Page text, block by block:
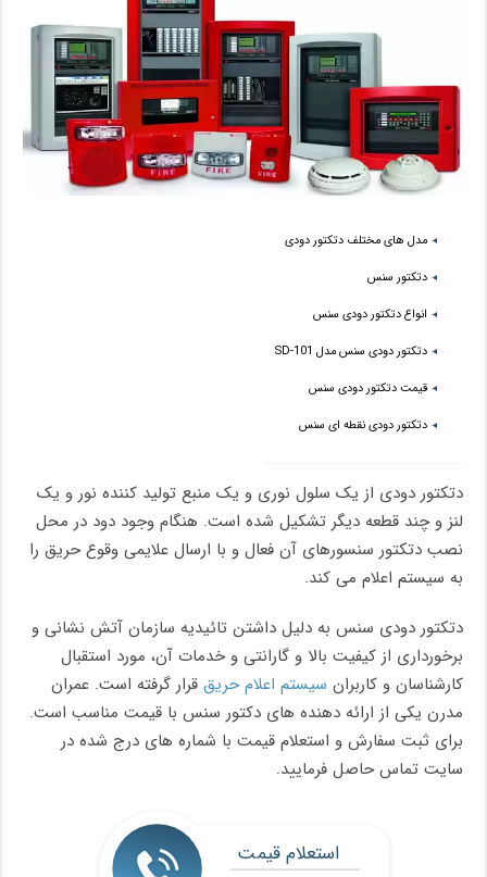
مدل های مختلف دتکتور دودی
دتکتور سنس
انواع دتکتور دودی سنس
دتکتور دودی سنس مدل SD-101
قیمت دتکتور دودی سنس
دتکتور دودی نقطه ای سنس
دتکتور دودی از یک سلول نوری و یک منبع تولید کننده نور و یک
لنز و چند قطعه دیگر تشکیل شده است. هنگام وجود دود در محل
نصب دتکتور سنسورهای آن فعال و با ارسال علایمی وقوع حریق را
به سیستم اعلام می کند.
دتکتور دودی سنس به دلیل داشتن تائیدیه سازمان آتش نشانی و
برخورداری از کیفیت بالا و گارانتی و خدمات آن، مورد استقبال
کارشناسان و کاربران سیستم اعلام حریق قرار گرفته است. عمران
مدرن یکی از ارائه دهنده های دکتور سنس با قیمت مناسب است.
برای ثبت سفارش و استعلام قیمت با شماره های درج شده در
سایت تماس حاصل فرمایید.
استعلام قیمت